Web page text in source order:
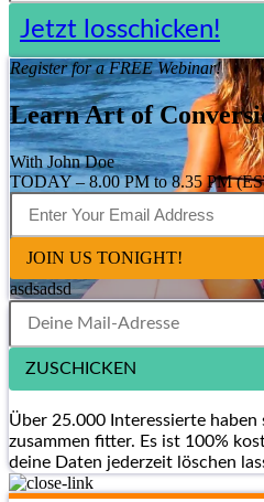
Jetzt losschicken!
Register for a FREE Webinar!
Learn Art of
With John Doe
TODAY – 8.00 PM to 8.35 PM
JOIN US TONIGHT!
asdsadsd
ZUSCHICKEN
Über 25.000 Interessierte
zusammen fitter. Es ist 100%
deine Daten jederzeit löschen